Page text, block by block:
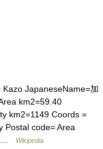
JapaneseName=加
km2=59.40
km2=1149 Coords =
Postal code= Area
…
Wikipedia